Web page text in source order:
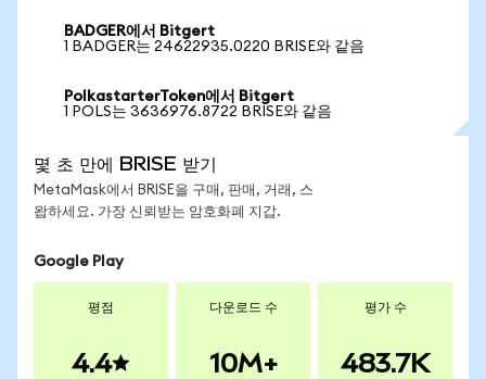
BADGER에서 Bitgert
1 BADGER는 24622935.0220 BRISE와 같음
PolkastarterToken에서 Bitgert
1 POLS는 3636976.8722 BRISE와 같음
몇 초 만에 BRISE 받기
MetaMask에서 BRISE을 구매, 판매, 거래, 스
왑하세요. 가장 신뢰받는 암호화폐 지갑.
Google Play
평점
4.4
다운로드 수
10M+
평가 수
483.7K